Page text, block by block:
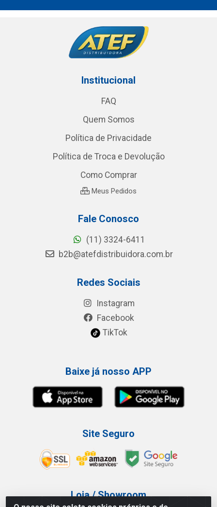
Institucional
FAQ
Quem Somos
Política de Privacidade
Política de Troca e Devolução
Como Comprar
Meus Pedidos
Fale Conosco
(11) 3324-6411
b2b@atefdistribuidora.com.br
Redes Sociais
Instagram
Facebook
TikTok
Baixe já nosso APP
Site Seguro
Loja / Showroom